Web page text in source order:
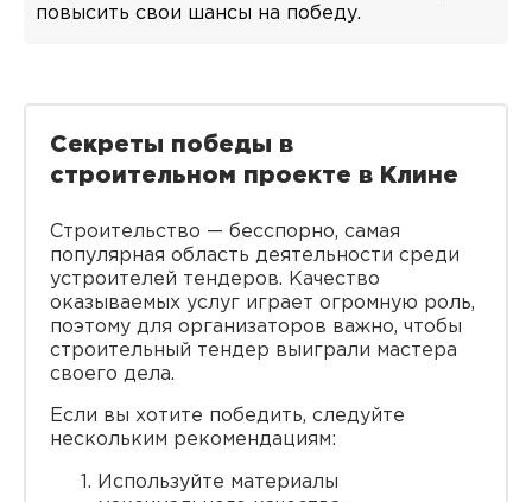
повысить свои шансы на победу.
Секреты победы в
строительном проекте в Клине
Строительство — бесспорно, самая
популярная область деятельности среди
устроителей тендеров. Качество
оказываемых услуг играет огромную роль,
поэтому для организаторов важно, чтобы
строительный тендер выиграли мастера
своего дела.
Если вы хотите победить, следуйте
нескольким рекомендациям:
Используйте материалы